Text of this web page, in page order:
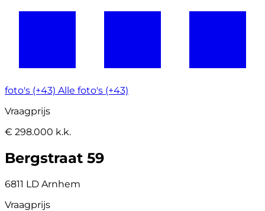
foto's (+43) Alle foto's (+43)
Vraagprijs
€ 298.000 k.k.
Bergstraat 59
6811 LD Arnhem
Vraagprijs